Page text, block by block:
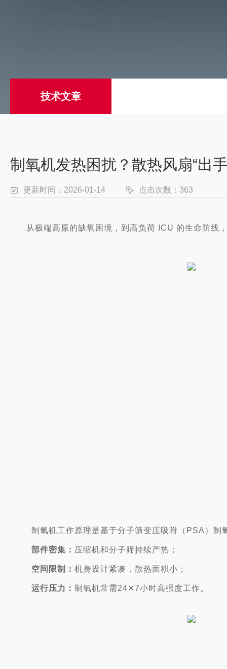
技术文章
制氧机发热困扰？散热风扇“出
更新时间：2026-01-14 点击次数：363
从极端高原的缺氧困境，到高负荷 ICU 的生命防线
制氧机工作原理是基于分子筛变压吸附（PSA）
部件密集： 压缩机和分子筛持续产热；
空间限制： 机身设计紧凑，散热面积小；
运行压力： 制氧机常需24✕7小时高强度工作。